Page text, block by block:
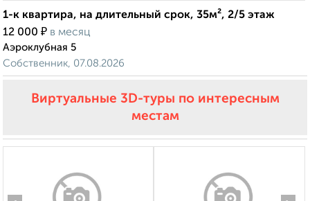
1-к квартира, на длительный срок, 35м², 2/5 этаж
12 000 ₽ в месяц
Аэроклубная 5
Собственник, 07.08.2026
Виртуальные 3D-туры по интересным
местам